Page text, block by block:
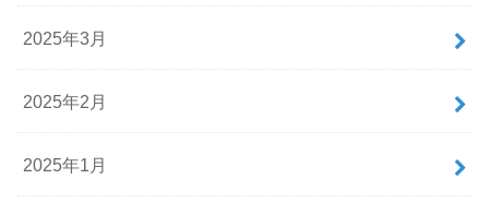
2025年3月
2025年2月
2025年1月